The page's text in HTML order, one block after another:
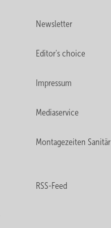
Newsletter
Editor's choice
Impressum
Mediaservice
Montagezeiten Sanitär
RSS-Feed